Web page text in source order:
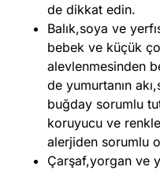
de dikkat edin.
Balık,soya ve
bebek ve küçük
alevlenmesinden
de yumurtanın
buğday sorumlu
koruyucu ve
alerjiden sorumlu
Çarşaf,yorgan ve